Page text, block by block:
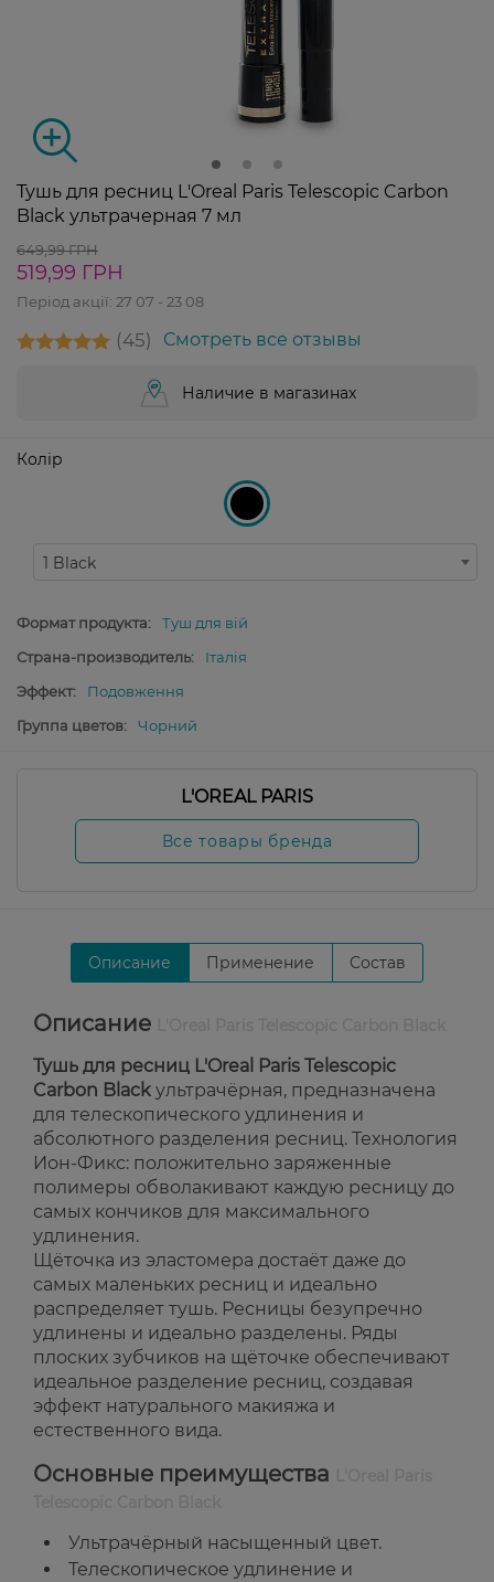
Тушь для ресниц L'Oreal Paris Telescopic Carbon
Black ультрачерная 7 мл
649,99 ГРН
519,99 ГРН
Період акції: 27 07 - 23 08
45 Смотреть все отзывы
Наличие в магазинах
Колір
1 Black
Формат продукта:
Туш для вій
Страна-производитель:
Італія
Эффект:
Подовження
Группа цветов:
Чорний
L'OREAL PARIS
Все товары бренда
Описание Применение Состав
Описание
Тушь для ресниц L'Oreal Paris Telescopic
Carbon Black ультрачёрная, предназначена
для телескопического удлинения и
абсолютного разделения ресниц. Технология
Ион-Фикс: положительно заряженные
полимеры обволакивают каждую ресницу до
самых кончиков для максимального
удлинения.
Щёточка из эластомера достаёт даже до
самых маленьких ресниц и идеально
распределяет тушь. Ресницы безупречно
удлинены и идеально разделены. Ряды
плоских зубчиков на щёточке обеспечивают
идеальное разделение ресниц, создавая
эффект натурального макияжа и
естественного вида.
Основные преимущества
Ультрачёрный насыщенный цвет.
Телескопическое удлинение и